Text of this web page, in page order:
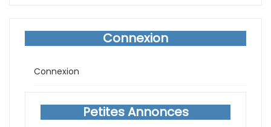
Connexion
Connexion
Petites Annonces